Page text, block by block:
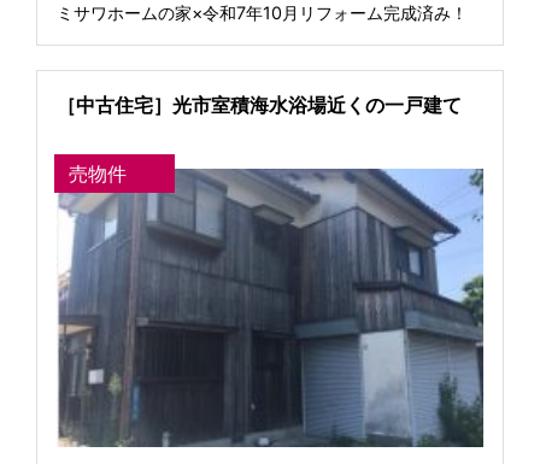
ミサワホームの家×令和7年10月リフォーム完成済み！
［中古住宅］光市室積海水浴場近くの一戸建て
売物件